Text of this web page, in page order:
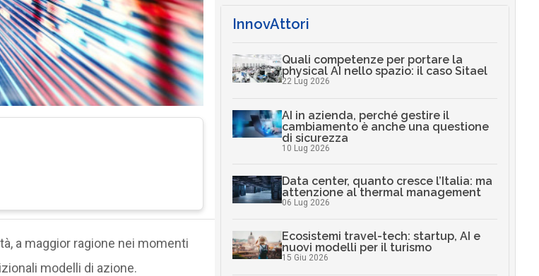
a maggior ragione nei momenti
modelli di azione.
InnovAttori
Quali competenze per portare la
physical AI nello spazio: il caso Sitael
22 Lug 2026
AI in azienda, perché gestire il
cambiamento è anche una questione
di sicurezza
10 Lug 2026
Data center, quanto cresce l’Italia: ma
attenzione al thermal management
06 Lug 2026
Ecosistemi travel-tech: startup, AI e
nuovi modelli per il turismo
15 Giu 2026